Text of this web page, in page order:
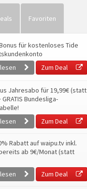
Favoriten
für kostenloses Tide
Zum Deal
Jahresabo für 19,99€ (statt
GRATIS Bundesliga-
Zum Deal
Rabatt auf waipu.tv inkl.
ab 9€/Monat (statt
Zum Deal